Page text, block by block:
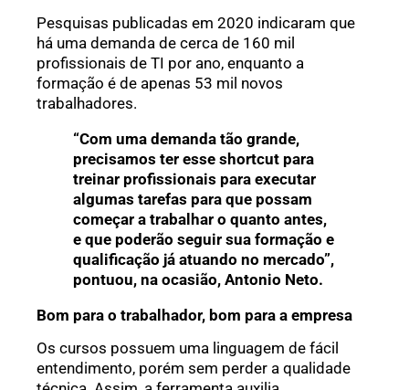
Pesquisas publicadas em 2020 indicaram que
há uma demanda de cerca de 160 mil
profissionais de TI por ano, enquanto a
formação é de apenas 53 mil novos
trabalhadores.
“Com uma demanda tão grande,
precisamos ter esse shortcut para
treinar profissionais para executar
algumas tarefas para que possam
começar a trabalhar o quanto antes,
e que poderão seguir sua formação e
qualificação já atuando no mercado”,
pontuou, na ocasião, Antonio Neto.
Bom para o trabalhador, bom para a empresa
Os cursos possuem uma linguagem de fácil
entendimento, porém sem perder a qualidade